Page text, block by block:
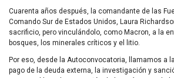
Cuarenta años después, la comandante de las
Comando Sur de Estados Unidos, Laura
sacrificio, pero vinculándolo, como Macron, a la
bosques, los minerales críticos y el litio.
Por eso, desde la Autoconvocatoria, llamamos a
pago de la deuda externa, la investigación y